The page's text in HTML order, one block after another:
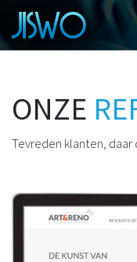
ONZE
Tevreden klanten,